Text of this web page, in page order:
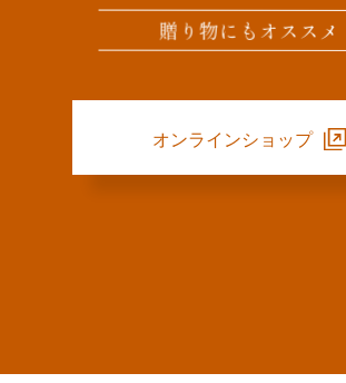
贈り物にもオススメ
オンラインショップ